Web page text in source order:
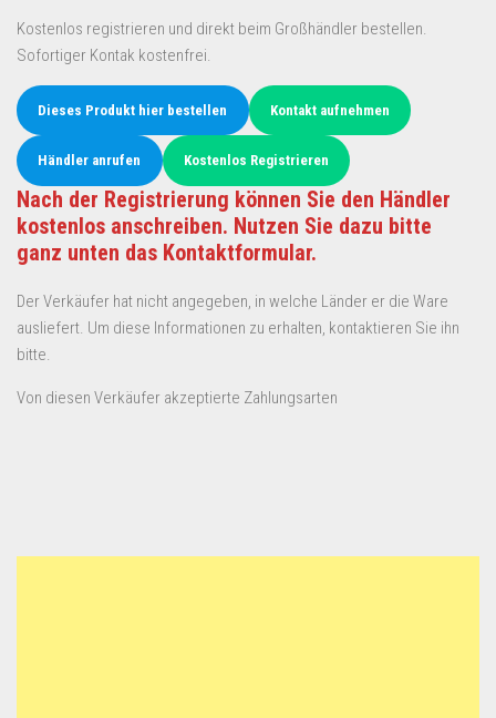
Kostenlos registrieren und direkt beim Großhändler bestellen.
Sofortiger Kontak kostenfrei.
Dieses Produkt hier bestellen Kontakt aufnehmen
Händler anrufen Kostenlos Registrieren
Nach der Registrierung können Sie den Händler
kostenlos anschreiben. Nutzen Sie dazu bitte
ganz unten das Kontaktformular.
Der Verkäufer hat nicht angegeben, in welche Länder er die Ware
ausliefert. Um diese Informationen zu erhalten, kontaktieren Sie ihn
bitte.
Von diesen Verkäufer akzeptierte Zahlungsarten